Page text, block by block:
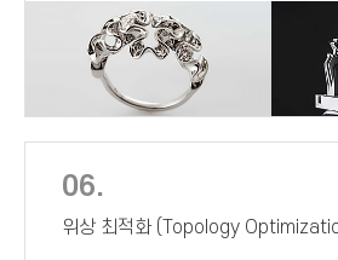
06.
위상 최적화 (Topology